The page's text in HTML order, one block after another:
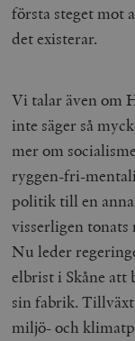
första steget mot
det existerar.
Vi talar även om
inte säger så
mer om
ryggen-fri-
politik till en
visserligen
Nu leder
elbrist i Skåne att
sin fabrik.
miljö- och